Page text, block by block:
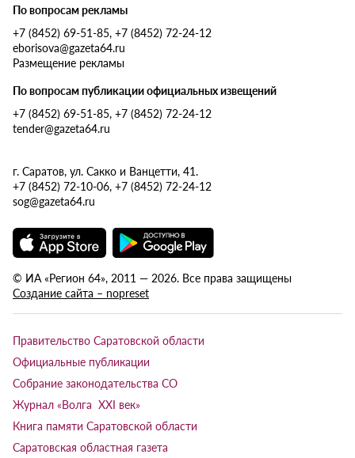
По вопросам рекламы
+7 (8452) 69-51-85, +7 (8452) 72-24-12
eborisova@gazeta64.ru
Размещение рекламы
По вопросам публикации официальных извещений
+7 (8452) 69-51-85, +7 (8452) 72-24-12
tender@gazeta64.ru
г. Саратов, ул. Сакко и Ванцетти, 41.
+7 (8452) 72-10-06, +7 (8452) 72-24-12
sog@gazeta64.ru
© ИА «Регион 64», 2011 — 2026. Все права защищены
Создание сайта – nopreset
Правительство Саратовской области
Официальные публикации
Собрание законодательства СО
Журнал «Волга XXI век»
Книга памяти Саратовской области
Саратовская областная газета